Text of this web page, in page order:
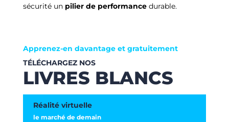
sécurité un pilier de performancedurable.
Apprenez-en davantage et gratuitement
TÉLÉCHARGEZ NOS
LIVRES BLANCS
Réalité virtuelle
le marché de demain